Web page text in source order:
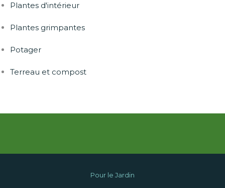
Plantes d'intérieur
Plantes grimpantes
Potager
Terreau et compost
Pour le Jardin